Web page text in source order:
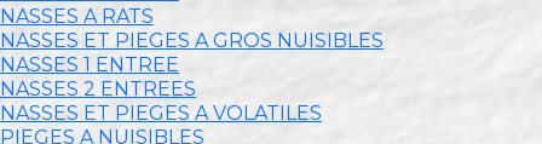
NASSES A RATS
NASSES ET PIEGES A GROS NUISIBLES
NASSES 1 ENTREE
NASSES 2 ENTREES
NASSES ET PIEGES A VOLATILES
PIEGES A NUISIBLES